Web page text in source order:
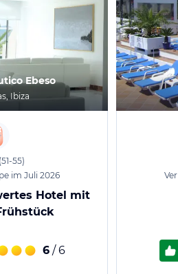
Ebeso
Ibiza
(51-55)
im Juli 2026
Hotel mit
6 / 6